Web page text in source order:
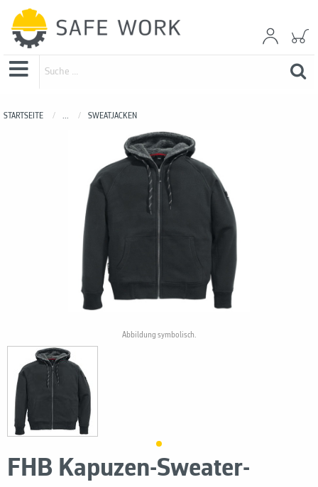
STARTSEITE ... SWEATJACKEN
FHB Kapuzen-Sweater-
Abbildung symbolisch.